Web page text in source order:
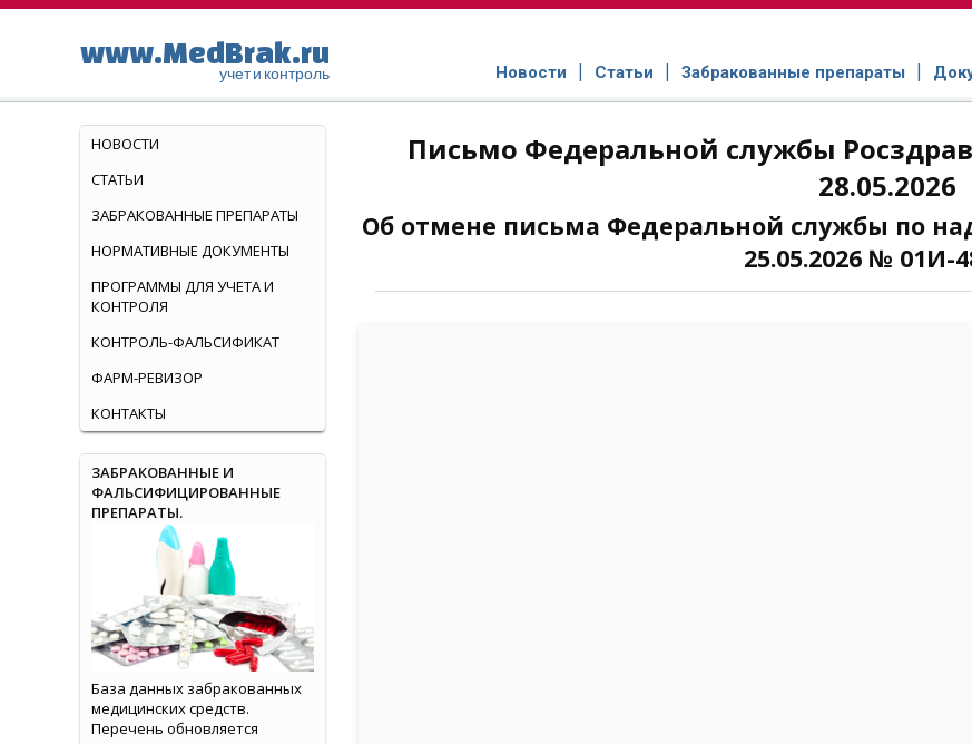
www.MedBrak.ru
учет и контроль Новости Статьи Забракованные препараты
Письмо Федеральной службы
28.05.2026
Об отмене письма Федеральной службы по
25.05.2026 № 01И-
НОВОСТИ
СТАТЬИ
ЗАБРАКОВАННЫЕ ПРЕПАРАТЫ
НОРМАТИВНЫЕ ДОКУМЕНТЫ
ПРОГРАММЫ ДЛЯ УЧЕТА И
КОНТРОЛЯ
КОНТРОЛЬ-ФАЛЬСИФИКАТ
ФАРМ-РЕВИЗОР
КОНТАКТЫ
ЗАБРАКОВАННЫЕ И
ФАЛЬСИФИЦИРОВАННЫЕ
ПРЕПАРАТЫ.
База данных забракованных
медицинских средств.
Перечень обновляется